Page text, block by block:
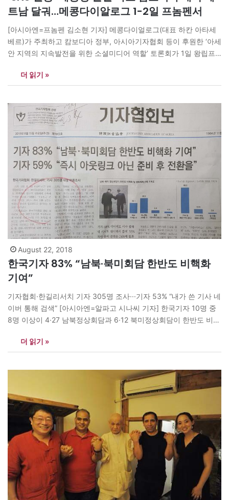
트남 달궈…메콩다이알로그 1-2일 프놈펜서
[아시아엔=프놈펜 김소현 기자] 메콩다이얼로그(대표 하칸 아타세
베르)가 주최하고 캄보디아 정부, 아시아기자협회 등이 후원한 ‘아세
안 지역의 지속발전을 위한 소셜미디어 역할’ 토론회가 1일 왕립프
트남 등 아세안 국가를 비롯해 터키, 한국 등 6개국 기자, 교수, 정부
관계자 등 30여명이 주제발표, 토론자 등으로 나섰다. 이날 하스 사
더 읽기 »
August 22, 2018
한국기자 83% “남북·북미회담 한반도 비핵화
기여”
기자협회·한길리서치 기자 305명 조사···기자 53% “내가 쓴 기사 네
이버 통해 검색” [아시아엔=알파고 시나씨 기자] 한국기자 10명 중
8명 이상이 4·27 남북정상회담과 6·12 북미정상회담이 한반도 비핵
났다. 한국기자협회(회장 정규성)가 발행하는 <기자협회보>(편집국
장 김성후)가 한국기자협회 창립 54주년을 맞아 여론조사기관 한길
더 읽기 »